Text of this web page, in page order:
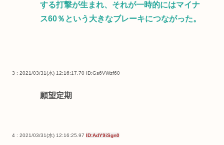
する打撃が生まれ、それが一時的にはマイナ
ス60％という大きなブレーキにつながった。
3 : 2021/03/31(水) 12:16:17.70 ID:Gs6VWzf60
願望定期
4 : 2021/03/31(水) 12:16:25.97 ID:AdY9iSgn0